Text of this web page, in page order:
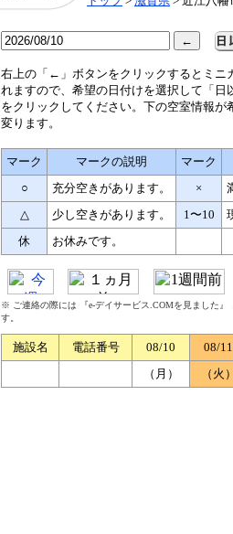
右 上の「←」ボタンをクリックするとミニ
れますので、希望の日付けを選択して「日
をクリックしてください。下の空室情報が
変ります。
マーク マークの説明
マーク
○
充分空きがあります。 ×
△
少し空きがあります。 1〜10
休
お休みです。
※ ご連絡の際には 『e-デイサービス.COMを見ました
す。
施設名 電話番号 08/10
08/11
（月）
（火